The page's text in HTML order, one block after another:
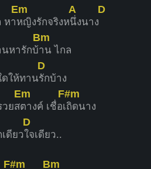
หา
Em
หญิงรักจริงห
A
นึ่งนาง
D
หารักบ้
Bm
าน ไกล
ดให้ทาน
D
รักบ้าง
วยส
Em
ตางค์ เชื่อเ
F#m
ถิดนาง
ดียว
D
ใจเดียว..
F#m Bm